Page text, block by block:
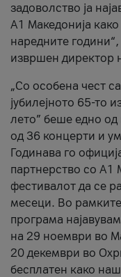
задоволство ја
A1 Македонија
наредните
извршен директор
„Со особена чест
јубилејното 65-то
лето” беше едно од
од 36 концерти и
Годинава го
партнерство со А1
фестивалот да се
месеци. Во
програма
на 29 ноември во
20 декември во
бесплатен како